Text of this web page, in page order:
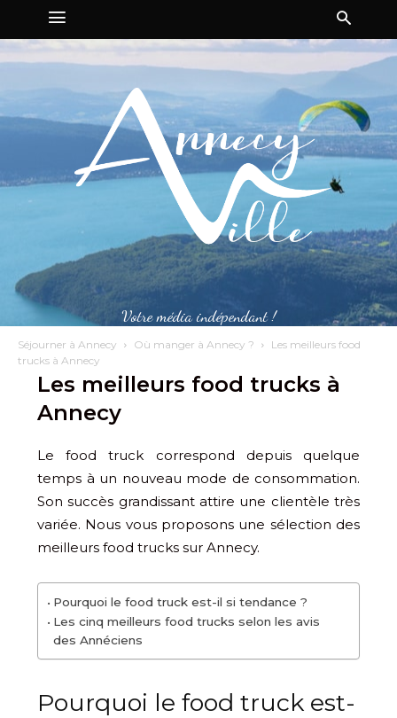
Votre média indépendant !
Séjourner à Annecy Où manger à Annecy ?
Les meilleurs food
trucks à Annecy
Les meilleurs food trucks à
Annecy
Le food truck correspond depuis quelque
temps à un nouveau mode de consommation.
Son succès grandissant attire une clientèle très
variée. Nous vous proposons une sélection des
meilleurs food trucks sur Annecy.
Pourquoi le food truck est-il si tendance ?
Les cinq meilleurs food trucks selon les avis
des Annéciens
Pourquoi le food truck est-